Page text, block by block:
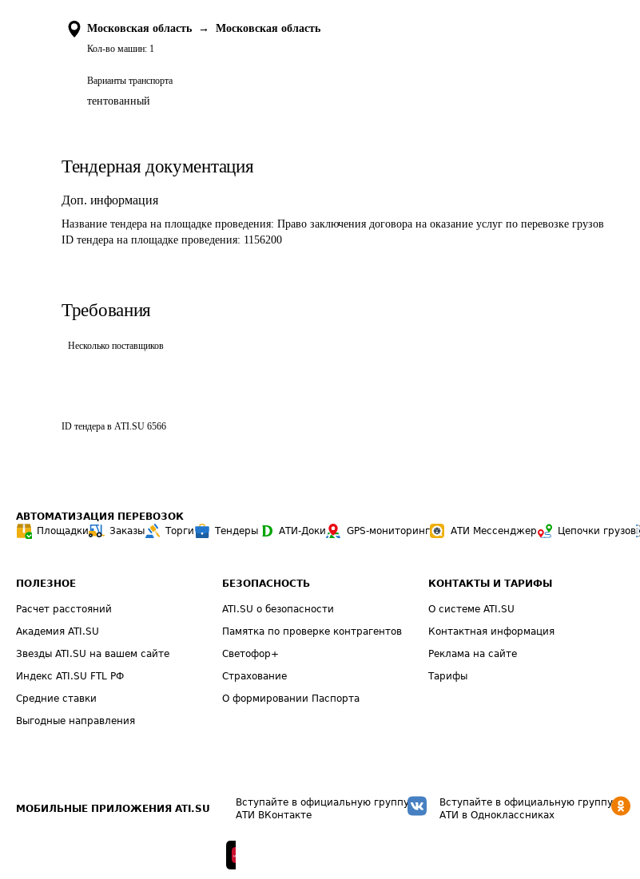
Московская область → Московская область
Кол-во машин: 1
Варианты транспорта
тентованный
Тендерная документация
Доп. информация
Название тендера на площадке проведения: Право заключения договора на оказание услуг по перевозке грузов
ID тендера на площадке проведения: 1156200
Требования
Несколько поставщиков
ID тендера в ATI.SU 6566
АВТОМАТИЗАЦИЯ ПЕРЕВОЗОК
Площадки
Заказы Торги Тендеры АТИ-Доки GPS-мониторинг АТИ Мессенджер Цепочки грузов
ПОЛЕЗНОЕ
Расчет расстояний
Академия ATI.SU
Звезды ATI.SU на вашем сайте
Индекс ATI.SU FTL РФ
Средние ставки
Выгодные направления
БЕЗОПАСНОСТЬ
ATI.SU о безопасности
Памятка по проверке контрагентов
Светофор+
Страхование
О формировании Паспорта
КОНТАКТЫ И ТАРИФЫ
О системе ATI.SU
Контактная информация
Реклама на сайте
Тарифы
МОБИЛЬНЫЕ ПРИЛОЖЕНИЯ ATI.SU
Вступайте в официальную группу
АТИ ВКонтакте
Вступайте в официальную группу
АТИ в Одноклассниках